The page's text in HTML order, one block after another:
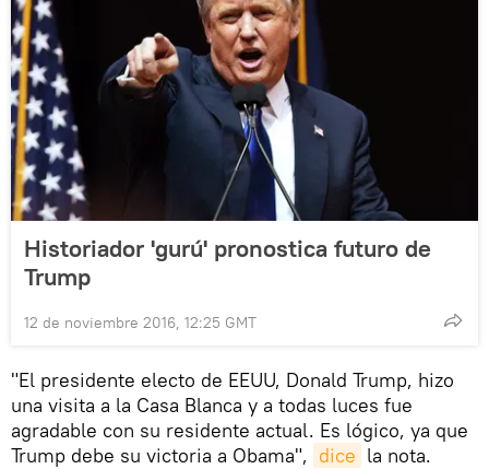
Historiador 'gurú' pronostica futuro de
Trump
12 de noviembre 2016, 12:25 GMT
"El presidente electo de EEUU, Donald Trump, hizo
una visita a la Casa Blanca y a todas luces fue
agradable con su residente actual. Es lógico, ya que
Trump debe su victoria a Obama", dice la nota.